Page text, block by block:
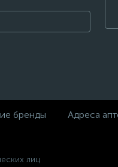
бренды Адреса
лиц